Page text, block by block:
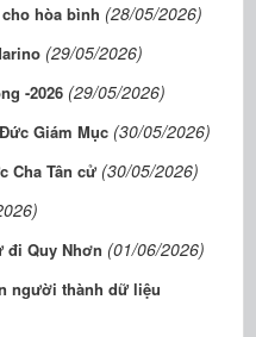
hòa bình (28/05/2026)
(29/05/2026)
-2026 (29/05/2026)
Giám Mục (30/05/2026)
Cha Tân cử (30/05/2026)
đi Quy Nhơn (01/06/2026)
người thành dữ liệu